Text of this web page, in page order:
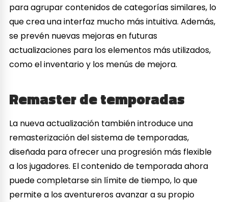
para agrupar contenidos de categorías similares, lo
que crea una interfaz mucho más intuitiva. Además,
se prevén nuevas mejoras en futuras
actualizaciones para los elementos más utilizados,
como el inventario y los menús de mejora.
Remaster de temporadas
La nueva actualización también introduce una
remasterización del sistema de temporadas,
diseñada para ofrecer una progresión más flexible
a los jugadores. El contenido de temporada ahora
puede completarse sin límite de tiempo, lo que
permite a los aventureros avanzar a su propio